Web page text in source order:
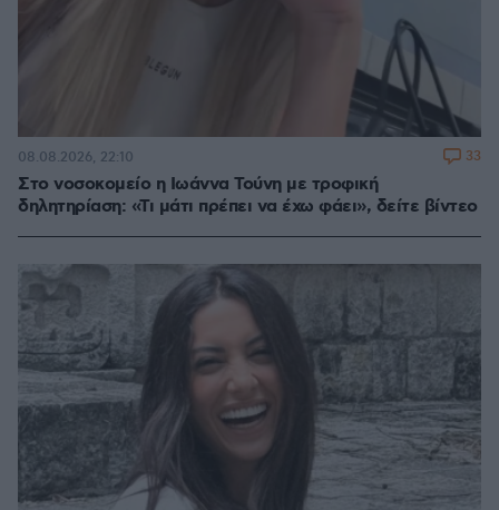
Στο νοσοκομείο η Ιωάννα Τούνη με τροφική
δηλητηρίαση: «Τι μάτι πρέπει να έχω φάει», δείτε βίντεο
08.08.2026, 22:10 33